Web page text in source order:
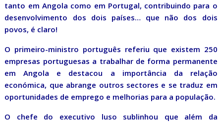
tanto em Angola como em Portugal, contribuindo para o
desenvolvimento dos dois países… que não dos dois
povos, é claro!
O primeiro-ministro português referiu que existem 250
empresas portuguesas a trabalhar de forma permanente
em Angola e destacou a importância da relação
económica, que abrange outros sectores e se traduz em
oportunidades de emprego e melhorias para a população.
O chefe do executivo luso sublinhou que além da